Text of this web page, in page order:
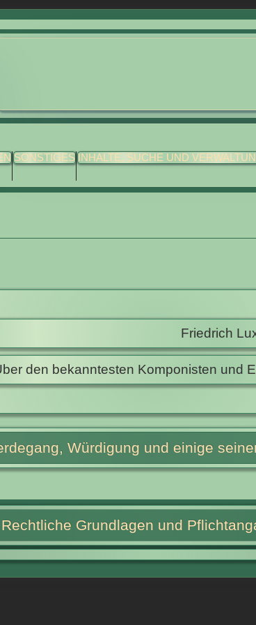
SONSTIGES INHALTE, SUCHE UND
Friedrich
den bekanntesten Komponisten und
Würdigung und einige
Rechtliche Grundlagen und